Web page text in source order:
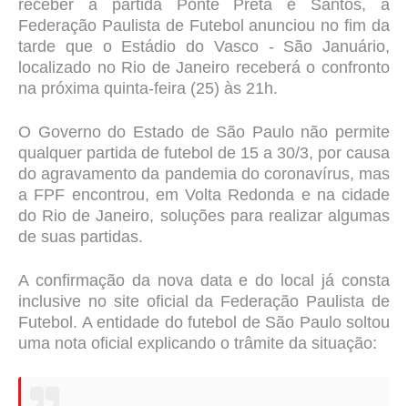
receber a partida Ponte Preta e Santos, a
Federação Paulista de Futebol anunciou no fim da
tarde que o Estádio do Vasco - São Januário,
localizado no Rio de Janeiro receberá o confronto
na próxima quinta-feira (25) às 21h.
O Governo do Estado de São Paulo não permite
qualquer partida de futebol de 15 a 30/3, por causa
do agravamento da pandemia do coronavírus, mas
a FPF encontrou, em Volta Redonda e na cidade
do Rio de Janeiro, soluções para realizar algumas
de suas partidas.
A confirmação da nova data e do local já consta
inclusive no site oficial da Federação Paulista de
Futebol. A entidade do futebol de São Paulo soltou
uma nota oficial explicando o trâmite da situação: